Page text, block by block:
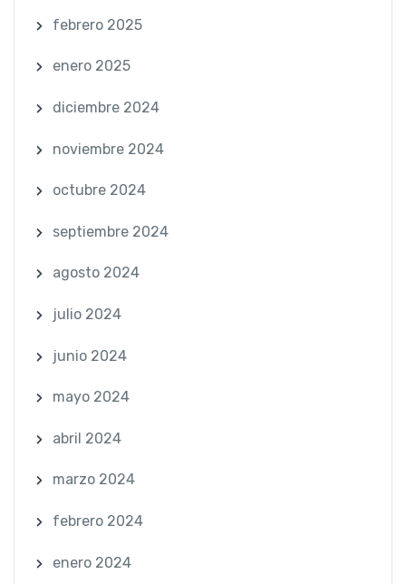
febrero 2025
enero 2025
diciembre 2024
noviembre 2024
octubre 2024
septiembre 2024
agosto 2024
julio 2024
junio 2024
mayo 2024
abril 2024
marzo 2024
febrero 2024
enero 2024